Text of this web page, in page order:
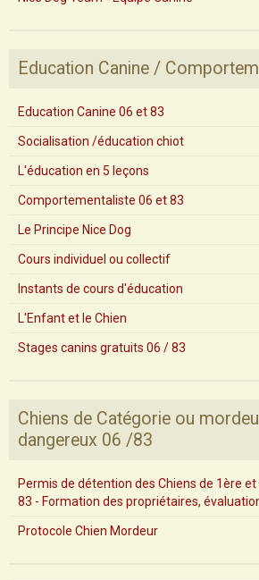
Education Canine /
Education Canine 06 et 83
Socialisation /éducation chiot
L'éducation en 5 leçons
Comportementaliste 06 et 83
Le Principe Nice Dog
Cours individuel ou collectif
Instants de cours d'éducation
L'Enfant et le Chien
Stages canins gratuits 06 / 83
Chiens de Catégorie ou
dangereux 06 /83
Permis de détention des Chiens de 1ère
83 - Formation des propriétaires,
Protocole Chien Mordeur